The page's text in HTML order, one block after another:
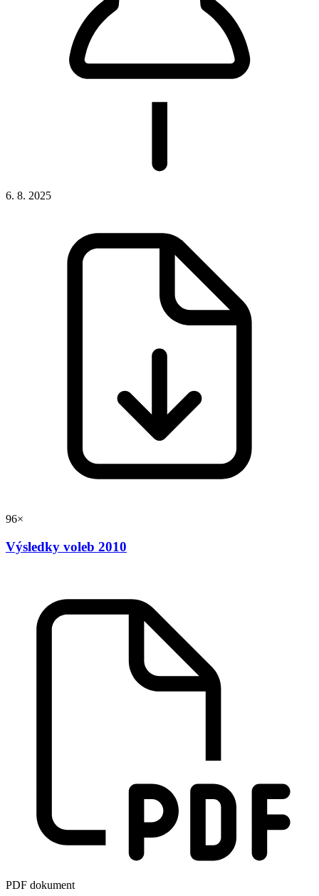
6. 8. 2025
96×
Výsledky voleb 2010
PDF dokument